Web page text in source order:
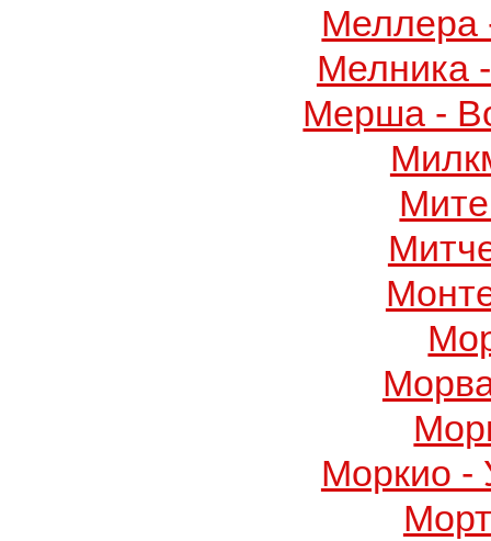
Меллера
Мелника
Мерша -
Моркио -